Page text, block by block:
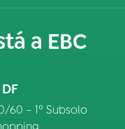
a EBC
60 – 1º Subsolo